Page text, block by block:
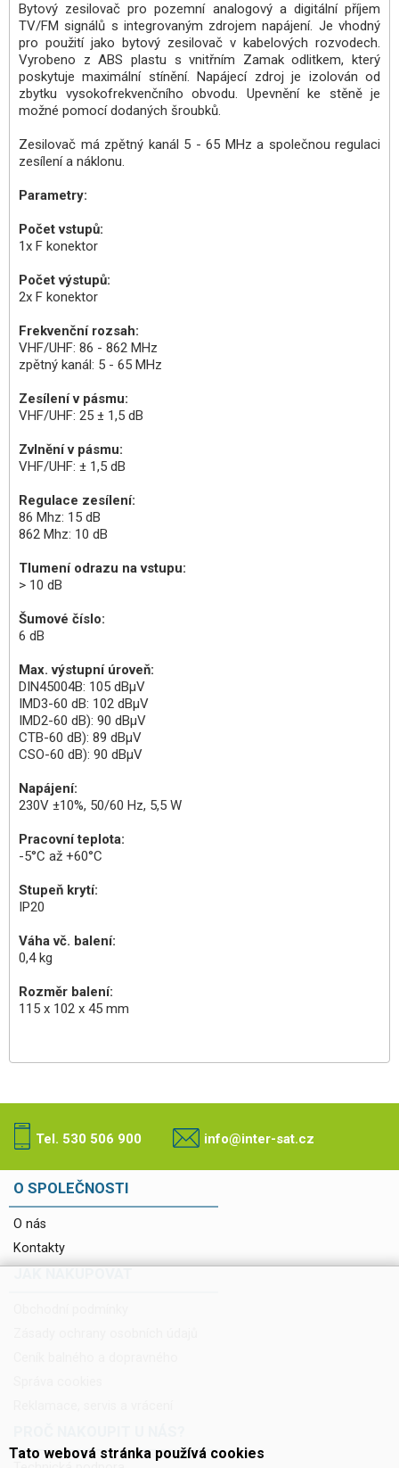
Bytový zesilovač pro pozemní analogový a digitální příjem
TV/FM signálů s integrovaným zdrojem napájení. Je vhodný
pro použití jako bytový zesilovač v kabelových rozvodech.
Vyrobeno z ABS plastu s vnitřním Zamak odlitkem, který
poskytuje maximální stínění. Napájecí zdroj je izolován od
zbytku vysokofrekvenčního obvodu. Upevnění ke stěně je
možné pomocí dodaných šroubků.
Zesilovač má zpětný kanál 5 - 65 MHz a společnou regulaci
zesílení a náklonu.
Parametry:
Počet vstupů:
1x F konektor
Počet výstupů:
2x F konektor
Frekvenční rozsah:
VHF/UHF: 86 - 862 MHz
zpětný kanál: 5 - 65 MHz
Zesílení v pásmu:
VHF/UHF: 25 ± 1,5 dB
Zvlnění v pásmu:
VHF/UHF: ± 1,5 dB
Regulace zesílení:
86 Mhz: 15 dB
862 Mhz: 10 dB
Tlumení odrazu na vstupu:
> 10 dB
Šumové číslo:
6 dB
Max. výstupní úroveň:
DIN45004B: 105 dBµV
IMD3-60 dB: 102 dBµV
IMD2-60 dB): 90 dBµV
CTB-60 dB): 89 dBµV
CSO-60 dB): 90 dBµV
Napájení:
230V ±10%, 50/60 Hz, 5,5 W
Pracovní teplota:
-5°C až +60°C
Stupeň krytí:
IP20
Váha vč. balení:
0,4 kg
Rozměr balení:
115 x 102 x 45 mm
Tel. 530 506 900 info@inter-sat.cz
O SPOLEČNOSTI
O nás
Kontakty
Tato webová stránka používá cookies